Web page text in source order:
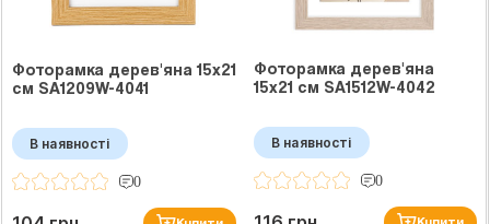
Фоторамка дерев'яна 15x21
см SA1209W-4041
В наявності
0
Фоторамка дерев'яна
15x21 см SA1512W-4042
В наявності
0